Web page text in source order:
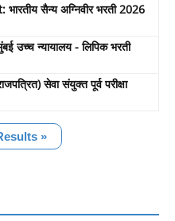
सैन्य अग्निवीर भरती 2026
न्यायालय - लिपिक भरती
सेवा संयुक्त पूर्व परीक्षा
»